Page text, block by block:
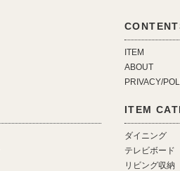
ITEM
ABOUT
PRIVACY/
ITEM
ダイニング
テレビボード
リビング収納